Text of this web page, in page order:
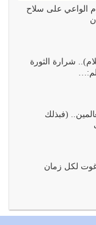
الله للناس في
الواعي على سلاح
شرارة الثورة
(فبذلك
لكل زمان